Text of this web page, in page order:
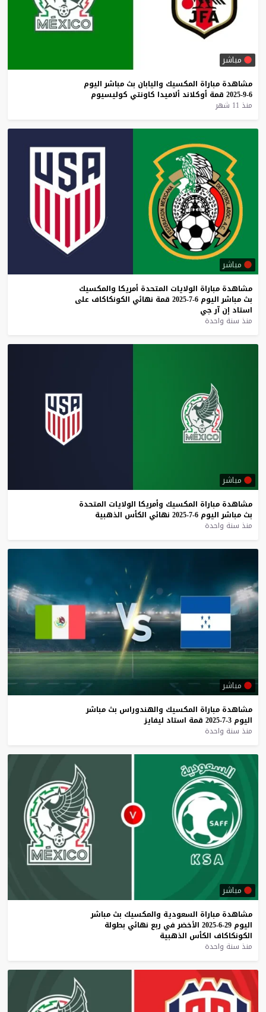
مباشر
مشاهدة مباراة المكسيك واليابان بث مباشر اليوم
6-9-2025
قمة أوكلاند ألاميدا كاونتي كوليسيوم
منذ 11 شهر
مباشر
مشاهدة مباراة الولايات المتحدة أمريكا والمكسيك
بث مباشر اليوم 6-7-2025 قمة نهائي الكونكاكاف على
استاد إن آر جي
منذ سنة واحدة
مباشر
مشاهدة مباراة المكسيك وأمريكا الولايات المتحدة
بث مباشر اليوم 6-7-2025 نهائي الكأس الذهبية
منذ سنة واحدة
مباشر
مشاهدة مباراة المكسيك والهندوراس بث مباشر
اليوم 3-7-2025 قمة استاد ليفايز
منذ سنة واحدة
مباشر
مشاهدة مباراة السعودية والمكسيك بث مباشر
اليوم 29-6-2025 الأخضر في ربع نهائي بطولة
الكونكاكاف الكأس الذهبية
منذ سنة واحدة